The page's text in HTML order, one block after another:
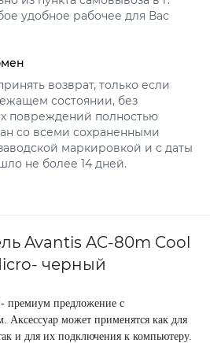
удобное рабочее для Вас
возврат, только если
состоянии, без
повреждений полностью
со всеми сохраненными
маркировкой и с даты
не более 14 дней.
Avantis AC-80m Cool
черный
премиум предложение с
Аксессуар может применятся как для
и для их подключения к компьютеру.